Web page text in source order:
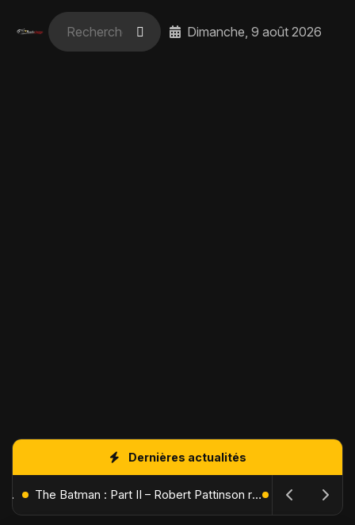
Dimanche, 9 août 2026
Dernières actualités
L'Âge de Glace : Le Réveil du Volcan – Manny, Sid et Diego de retour pour une aventure explosive The Batman : Part II – Robert Pattinson replonge dans les ténèbres de Gotham dès octobre 2027